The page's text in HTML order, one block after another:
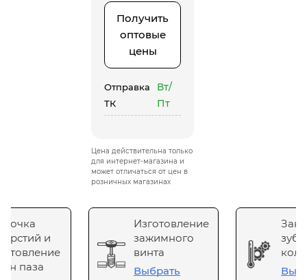
Получить
оптовые
цены
Отправка
ТК
Вт/
Пт
Цена действительна только
для интернет-магазина и
может отличаться от цен в
розничных магазинах
и
паза
Изготовление
зажимного
винта
Выбрать